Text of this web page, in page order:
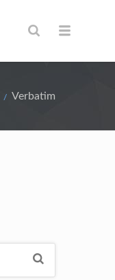
Verbatim